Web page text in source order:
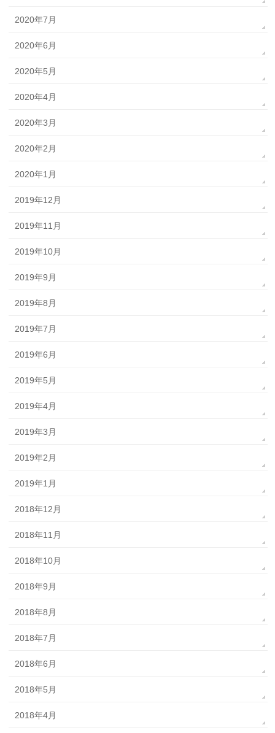
2020年7月
2020年6月
2020年5月
2020年4月
2020年3月
2020年2月
2020年1月
2019年12月
2019年11月
2019年10月
2019年9月
2019年8月
2019年7月
2019年6月
2019年5月
2019年4月
2019年3月
2019年2月
2019年1月
2018年12月
2018年11月
2018年10月
2018年9月
2018年8月
2018年7月
2018年6月
2018年5月
2018年4月